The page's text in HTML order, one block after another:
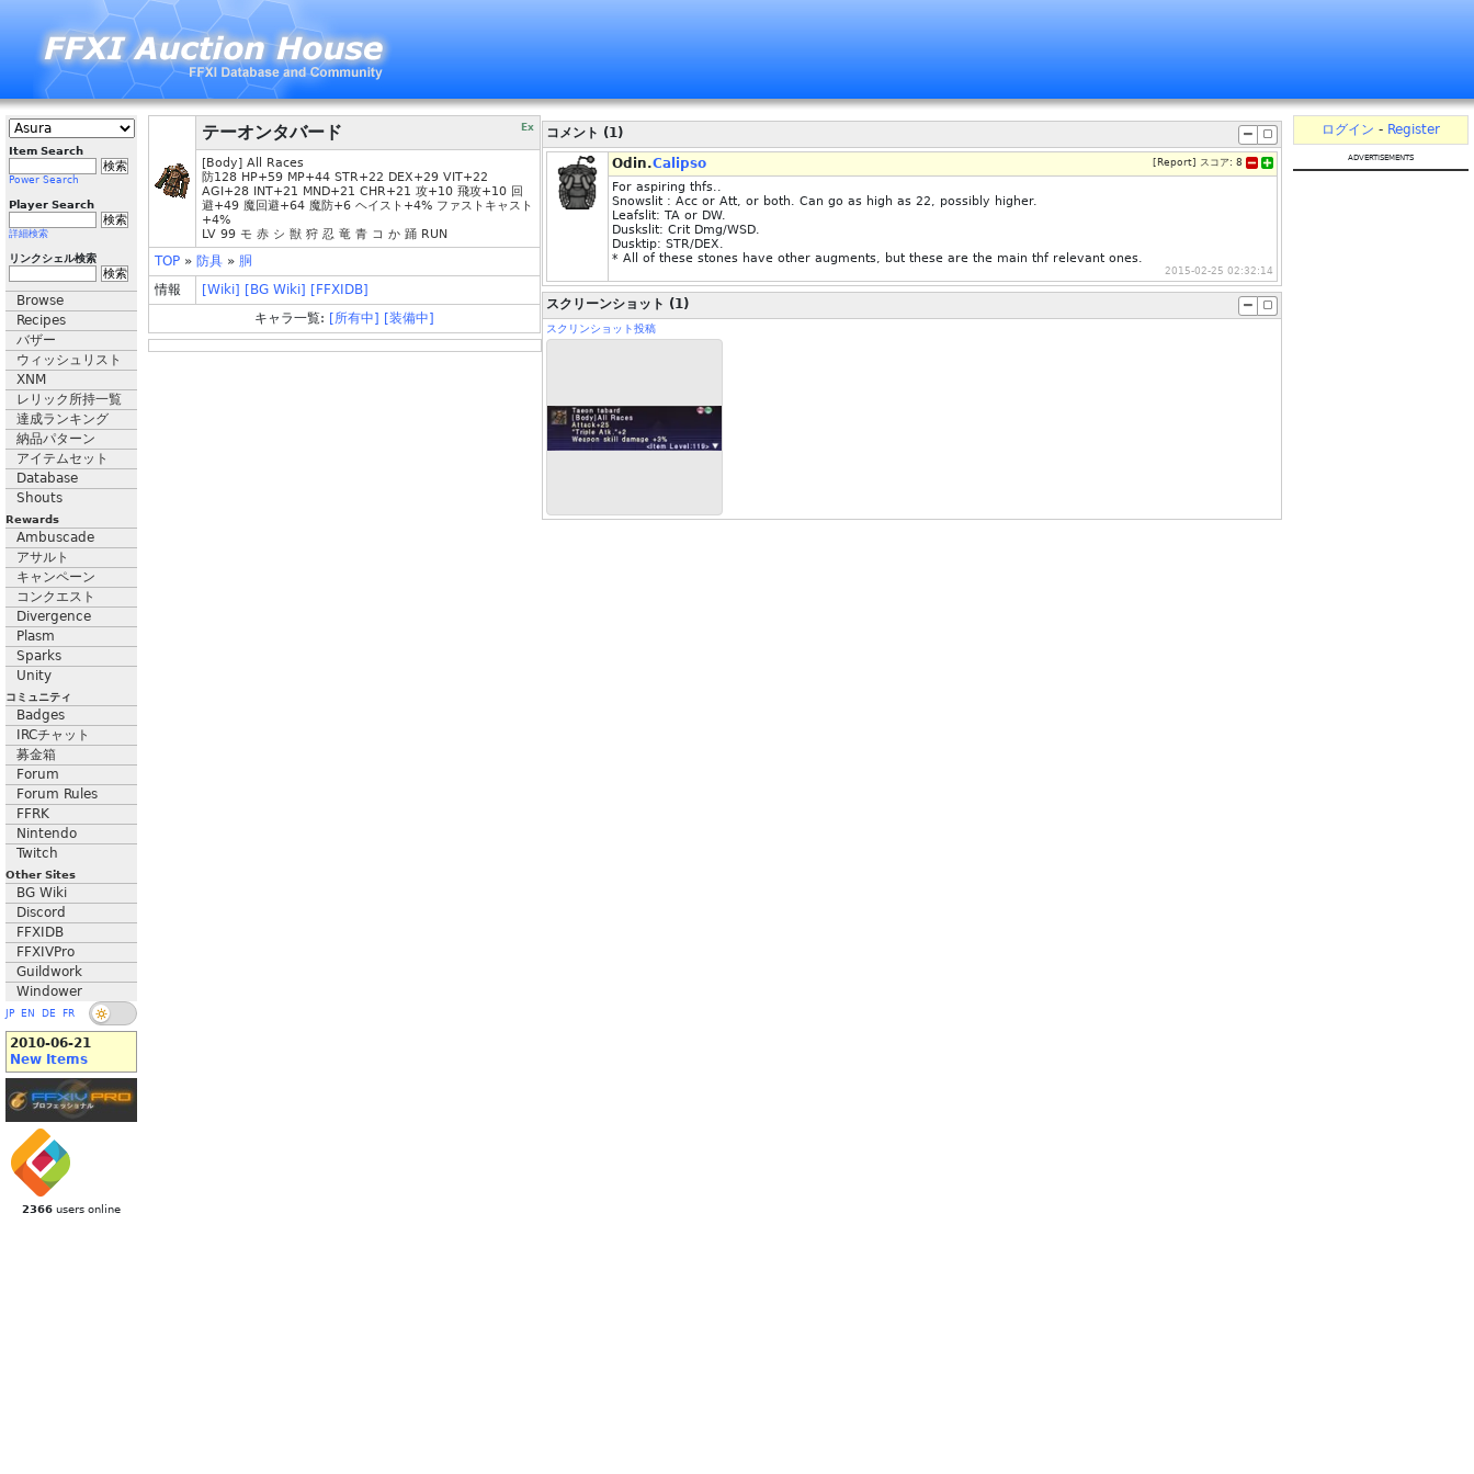
Item Search
Power Search
Player Search
詳細検索
リンクシェル検索
Browse
Recipes
バザー
ウィッシュリスト
XNM
レリック所持一覧
達成ランキング
納品パターン
アイテムセット
Database
Shouts
Rewards
Ambuscade
アサルト
キャンペーン
コンクエスト
Divergence
Plasm
Sparks
Unity
コミュニティ
Badges
IRCチャット
募金箱
Forum
Forum Rules
FFRK
Nintendo
Twitch
Other Sites
BG Wiki
Discord
FFXIDB
FFXIVPro
Guildwork
Windower
JP EN DE FR
2010-06-21
New Items
2366 users online
テーオンタバード Ex
[Body] All Races
防128 HP+59 MP+44 STR+22 DEX+29 VIT+22
AGI+28 INT+21 MND+21 CHR+21 攻+10 飛攻+10 回
避+49 魔回避+64 魔防+6 ヘイスト+4% ファストキャスト
+4%
LV 99 モ 赤 シ 獣 狩 忍 竜 青 コ か 踊 RUN
TOP » 防具 » 胴
情報
[Wiki] [BG Wiki] [FFXIDB]
キャラ一覧: [所有中] [装備中]
コメント (1)
Odin.Calipso [ Report] スコア: 8
For aspiring thfs..
Snowslit : Acc or Att, or both. Can go as high as 22, possibly higher.
Leafslit: TA or DW.
Duskslit: Crit Dmg/WSD.
Dusktip: STR/DEX.
* All of these stones have other augments, but these are the main thf relevant ones.
2015-02-25 02:32:14
スクリーンショット (1)
スクリンショット投稿
ログイン - Register
advertisements